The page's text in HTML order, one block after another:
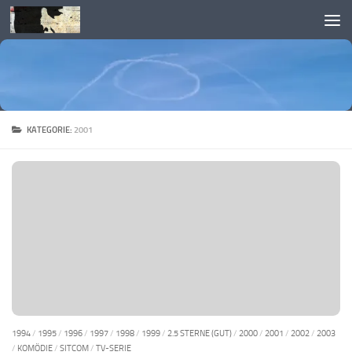
Skip to content
KATEGORIE: 2001
1994/ 1995/ 1996/ 1997/ 1998/ 1999/ 2.5 STERNE (GUT)/ 2000/ 2001 / 2002/ 2003
/ KOMÖDIE/ SITCOM/ TV-SERIE